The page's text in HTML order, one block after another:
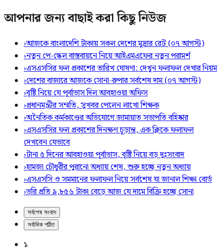
আপনার জন্য বাছাই করা কিছু নিউজ
›আজকে বাংলাদেশি টাকায় সকল দেশের মুদ্রার রেট (০৭ আগস্ট)
›নতুন পে-স্কেল বাস্তবায়নে নিয়ে আইএমএফের নতুন পরামর্শ
›এসএসসির ফল প্রকাশের তারিখ ঘোষণা: দেখুন ফলাফল দেখার নিয়ম
›দেশের বাজারে আজকে সোনা-রুপার সর্বশেষ দাম (০৭ আগস্ট)
›বৃষ্টি নিয়ে যে পূর্বাভাস দিল আবহাওয়া অফিস
›প্রধানমন্ত্রীর সম্মতি, সুখবর পেলেন লাখো শিক্ষক
›অনৈতিক কর্মকাণ্ডের অভিযোগে জামায়াত সভাপতি বহিষ্কার
›এসএসসির ফল প্রকাশের দিনক্ষণ চূড়ান্ত, এক ক্লিকে ফলাফল
দেখবেন যেভাবে
›টানা ৫ দিনের আবহাওয়া পূর্বাভাস, বৃষ্টি নিয়ে বড় দুঃসংবাদ
›হামজা চৌধুরীর পুরানো অধ্যায় শেষ, শুরু হচ্ছে নতুন অধ্যায়
›এসএসসি ও সমমানের ফলাফল নিয়ে সর্বশেষ যা জানাল শিক্ষা বোর্ড
›ভরি প্রতি ৯,৮৫৬ টাকা বেড়ে আজ যে দামে বিক্রি হচ্ছে সোনা
সর্বশেষ সংবাদ
সর্বাধিক পঠিত
১